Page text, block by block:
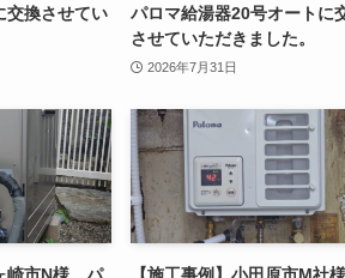
交換させてい
パロマ給湯器20号オートに
させていただきました。
2026年7月31日
崎市N様。パ
【施工事例】小田原市M社